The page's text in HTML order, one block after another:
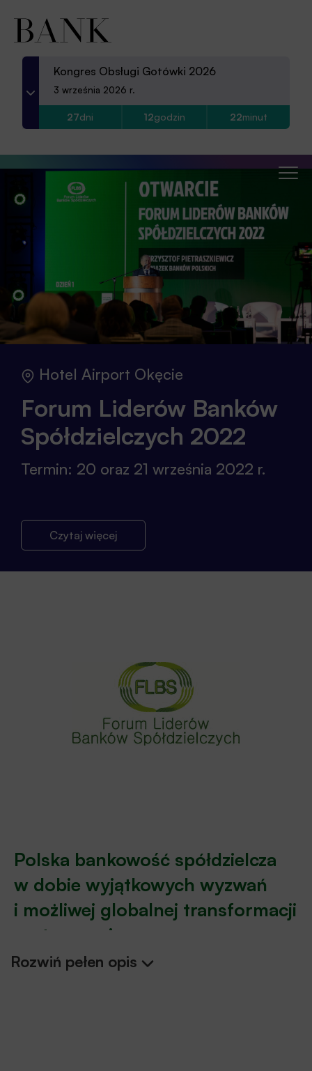
Kongres Obsługi Gotówki 2026
3 września 2026 r.
27dni 12godzin 22minut
Kontakt
Aplikacja
Hotel Airport Okęcie
Forum Liderów Banków
Spółdzielczych 2022
Termin: 20 oraz 21 września 2022 r.
Czytaj więcej
Polska bankowość spółdzielcza
w dobie wyjątkowych wyzwań
i możliwej globalnej transformacji
systemowej
Rozwiń pełen opis